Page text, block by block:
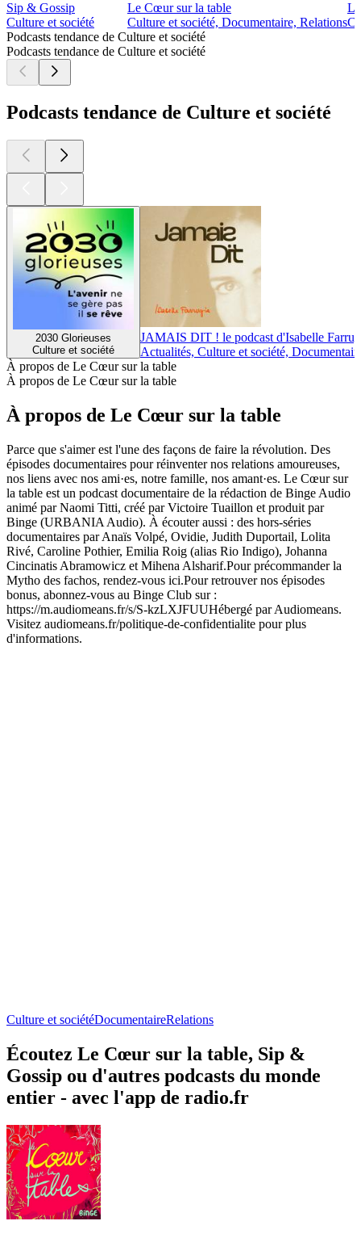
Sip & Gossip
Culture et société
Le Cœur sur la table
Culture et société, Documentaire, Relations
Podcasts tendance de Culture et société
Podcasts tendance de Culture et société
Podcasts tendance de Culture et société
2030 Glorieuses
Culture et société
JAMAIS DIT ! le podcast d'Isabelle
Actualités, Culture et société,
À propos de Le Cœur sur la table
À propos de Le Cœur sur la table
À propos de Le Cœur sur la table
Parce que s'aimer est l'une des façons de faire la révolution. Des
épisodes documentaires pour réinventer nos relations amoureuses,
nos liens avec nos ami·es, notre famille, nos amant·es. Le Cœur sur
la table est un podcast documentaire de la rédaction de Binge Audio
animé par Naomi Titti, créé par Victoire Tuaillon et produit par
Binge (URBANIA Audio). À écouter aussi : des hors-séries
documentaires par Anaïs Volpé, Ovidie, Judith Duportail, Lolita
Rivé, Caroline Pothier, Emilia Roig (alias Rio Indigo), Johanna
Cincinatis Abramowicz et Mihena Alsharif.Pour précommander la
Mytho des fachos, rendez-vous ici.Pour retrouver nos épisodes
bonus, abonnez-vous au Binge Club sur :
https://m.audiomeans.fr/s/S-kzLXJFUUHébergé par Audiomeans.
Visitez audiomeans.fr/politique-de-confidentialite pour plus
d'informations.
Culture et sociétéDocumentaireRelations
Écoutez Le Cœur sur la table, Sip &
Gossip ou d'autres podcasts du monde
entier - avec l'app de radio.fr